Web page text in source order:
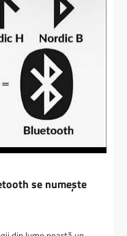
se numește